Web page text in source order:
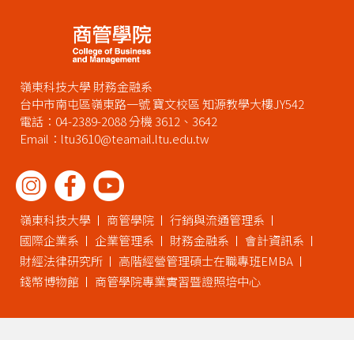
嶺東科技大學 財務金融系
台中市南屯區嶺東路一號 寶文校區 知源教學大樓JY542
電話：04-2389-2088 分機 3612、3642
Email：ltu3610@teamail.ltu.edu.tw
嶺東科技大學 商管學院
行銷與流通管理系
國際企業系
企業管理系 財務金融系
會計資訊系
財經法律研究所
高階經營管理碩士在職專班EMBA
錢幣博物館
商管學院專業實習暨證照培中心